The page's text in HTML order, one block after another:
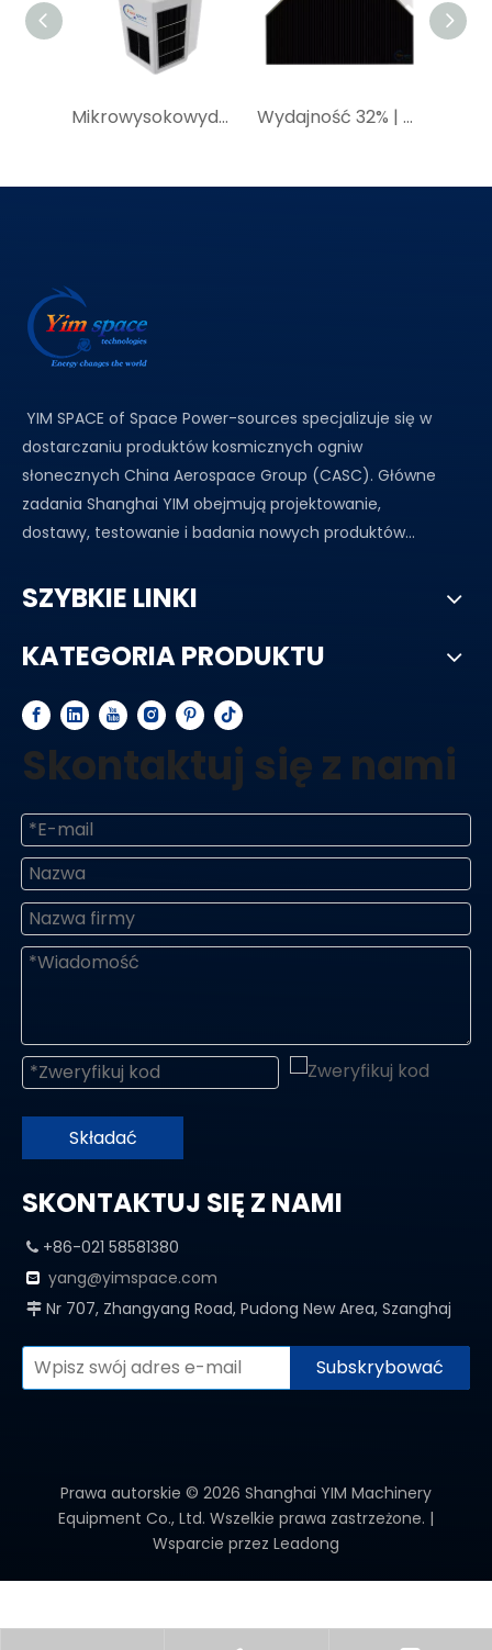
Mikrowysokowydajny moduł ogniw słonecznych|YIM China produkuje miniaturowe moduły ogniw słonecznych dla IoT Wydajność 32% | Trójzłączowe ogniwo słoneczne GaAs CIC | Kosmiczne ogniwo słoneczne SC-3GA-4 do konstelacji satelitów
YIM SPACE of Space Power-sources specjalizuje się w
dostarczaniu produktów kosmicznych ogniw
słonecznych China Aerospace Group (CASC). Główne
zadania Shanghai YIM obejmują projektowanie,
dostawy, testowanie i badania nowych produktów...
SZYBKIE LINKI
KATEGORIA PRODUKTU
Skontaktuj się z nami
Składać
SKONTAKTUJ SIĘ Z NAMI
 +86-021 58581380
 yang@yimspace.com
 Nr 707, Zhangyang Road, Pudong New Area, Szanghaj
Subskrybować
Prawa autorskie © 2026 Shanghai YIM Machinery
Equipment Co., Ltd. Wszelkie prawa zastrzeżone. |
Wsparcie przez Leadong